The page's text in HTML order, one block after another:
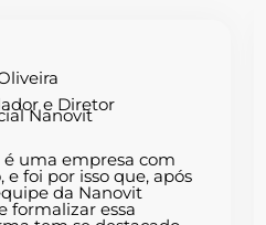
e Diretor
Nanovit
uma empresa com
foi por isso que, após
da Nanovit
formalizar essa